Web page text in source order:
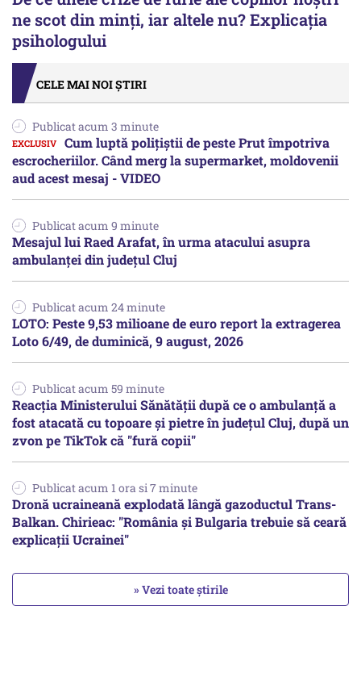
ne scot din minți, iar altele nu? Explicația
psihologului
CELE MAI NOI ȘTIRI
Publicat acum 3 minute
Cum luptă polițiștii de peste Prut împotriva
escrocheriilor. Când merg la supermarket, moldovenii
aud acest mesaj - VIDEO
Publicat acum 9 minute
Mesajul lui Raed Arafat, în urma atacului asupra
ambulanței din județul Cluj
Publicat acum 24 minute
LOTO: Peste 9,53 milioane de euro report la extragerea
Loto 6/49, de duminică, 9 august, 2026
Publicat acum 59 minute
Reacția Ministerului Sănătății după ce o ambulanță a
fost atacată cu topoare și pietre în județul Cluj, după un
zvon pe TikTok că "fură copii"
Publicat acum 1 ora si 7 minute
Dronă ucraineană explodată lângă gazoductul Trans-
Balkan. Chirieac: "România și Bulgaria trebuie să ceară
explicații Ucrainei"
» Vezi toate știrile